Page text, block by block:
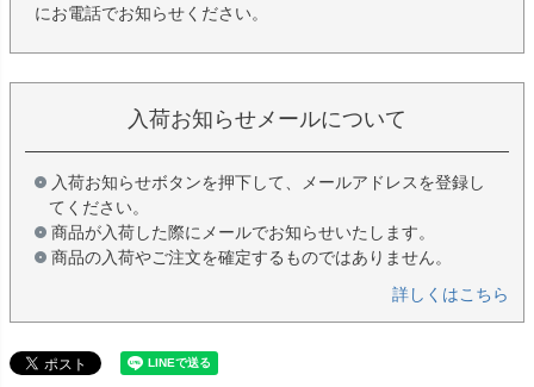
にお電話でお知らせください。
入荷お知らせメールについて
入荷お知らせボタンを押下して、メールアドレスを登録し
てください。
商品が入荷した際にメールでお知らせいたします。
商品の入荷やご注文を確定するものではありません。
詳しくはこちら